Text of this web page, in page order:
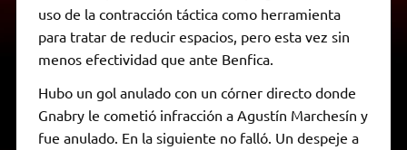
uso de la contracción táctica como herramienta
para tratar de reducir espacios, pero esta vez sin
menos efectividad que ante Benfica.
Hubo un gol anulado con un córner directo donde
Gnabry le cometió infracción a Agustín Marchesín y
fue anulado. En la siguiente no falló. Un despeje a